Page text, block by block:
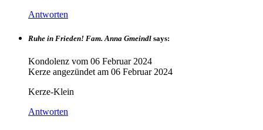
Antworten
Ruhe in Frieden! Fam. Anna Gmeindl says:
Kondolenz vom 06 Februar 2024
Kerze angezündet am 06 Februar 2024
Kerze-Klein
Antworten